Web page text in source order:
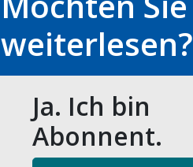
weiterlesen?
Ja. Ich bin
Abonnent.